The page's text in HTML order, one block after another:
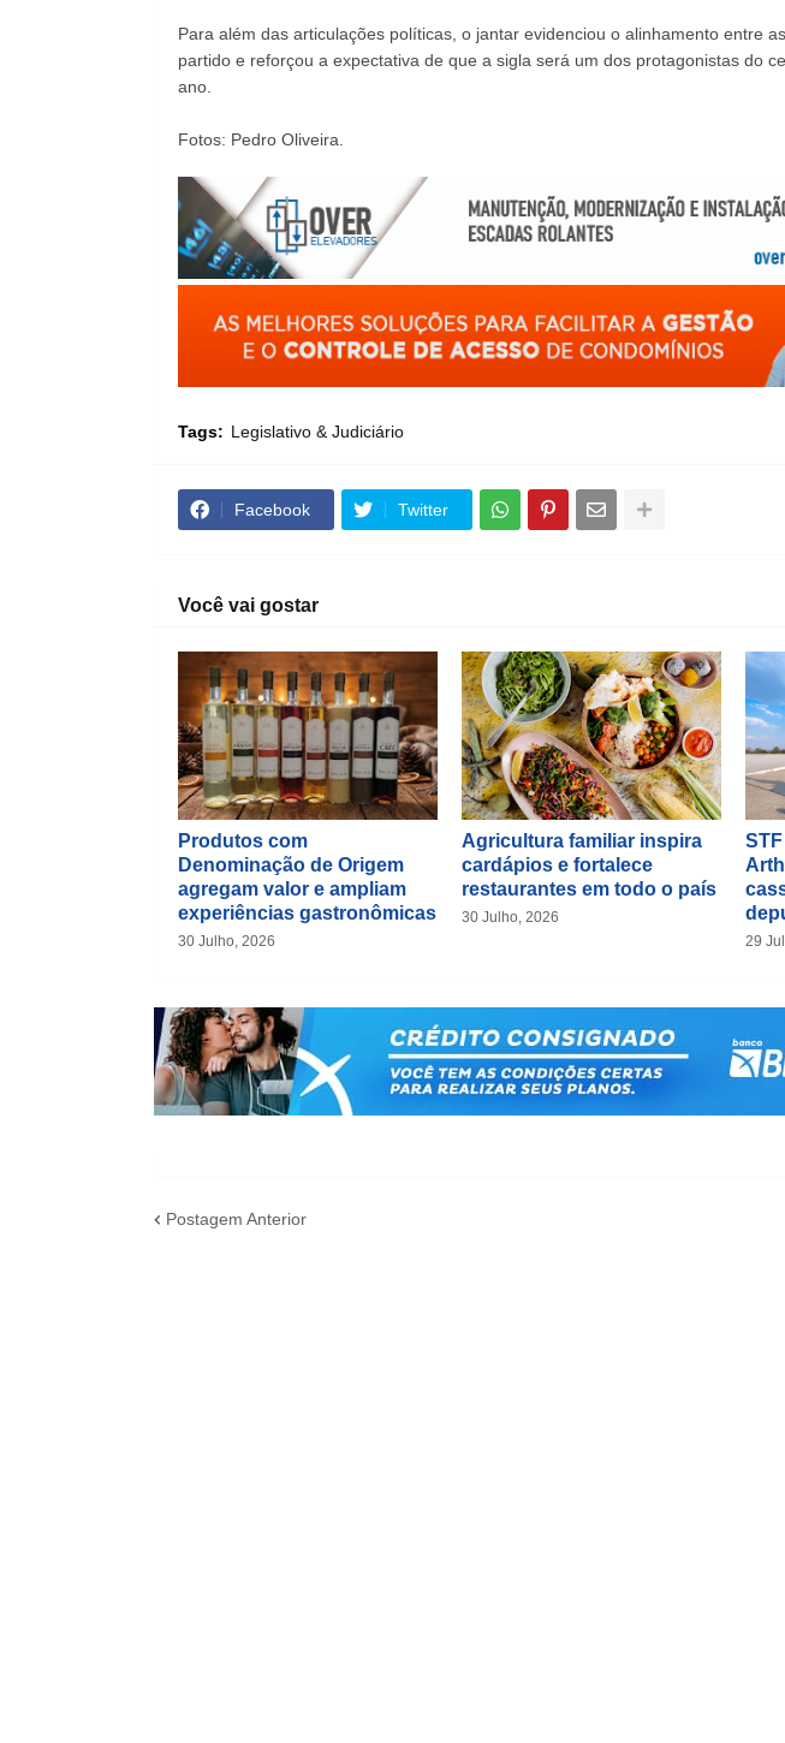
Para além das articulações políticas, o jantar evidenciou o alinhamento entre
partido e reforçou a expectativa de que a sigla será um dos protagonistas do
ano.
Fotos: Pedro Oliveira.
Tags: Legislativo & Judiciário
Facebook Twitter
Você vai gostar
Produtos com
Denominação de Origem
agregam valor e ampliam
experiências gastronômicas
30 Julho, 2026
Agricultura familiar inspira
cardápios e fortalece
restaurantes em todo o país
30 Julho, 2026
29
Postagem Anterior